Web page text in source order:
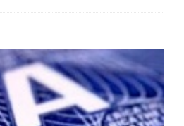
el Paso Superior de Fuerza